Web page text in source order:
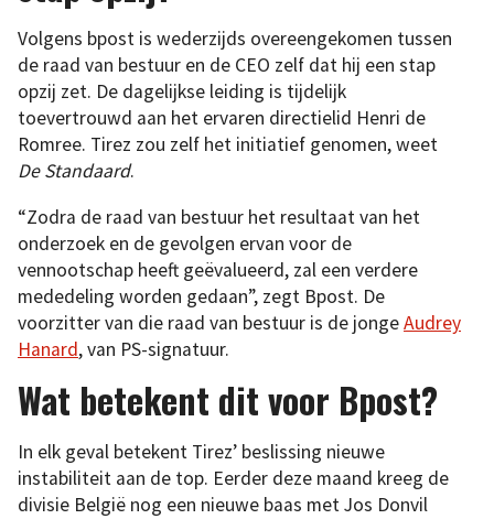
Volgens bpost is wederzijds overeengekomen tussen
de raad van bestuur en de CEO zelf dat hij een stap
opzij zet. De dagelijkse leiding is tijdelijk
toevertrouwd aan het ervaren directielid Henri de
Romree. Tirez zou zelf het initiatief genomen, weet
De Standaard.
“Zodra de raad van bestuur het resultaat van het
onderzoek en de gevolgen ervan voor de
vennootschap heeft geëvalueerd, zal een verdere
mededeling worden gedaan”, zegt Bpost. De
voorzitter van die raad van bestuur is de jongeAudrey
Hanard, van PS-signatuur.
Wat betekent dit voor Bpost?
In elk geval betekent Tirez’ beslissing nieuwe
instabiliteit aan de top. Eerder deze maand kreeg de
divisie België nog een nieuwe baas met Jos Donvil